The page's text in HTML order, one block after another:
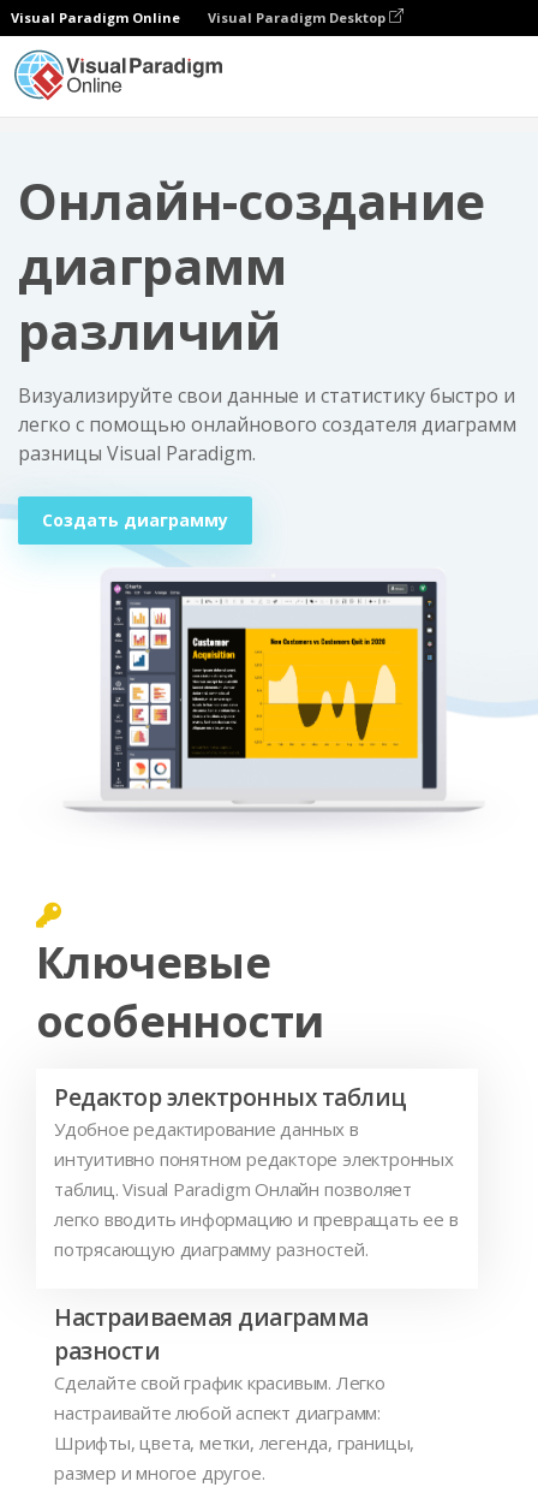
Visual Paradigm Online Visual Paradigm Desktop
Онлайн-создание
диаграмм
различий
Визуализируйте свои данные и статистику быстро и
легко с помощью онлайнового создателя диаграмм
разницы Visual Paradigm.
Создать диаграмму
Ключевые
особенности
Редактор электронных таблиц
Удобное редактирование данных в
интуитивно понятном редакторе электронных
таблиц. Visual Paradigm Онлайн позволяет
легко вводить информацию и превращать ее в
потрясающую диаграмму разностей.
Настраиваемая диаграмма
разности
Сделайте свой график красивым. Легко
настраивайте любой аспект диаграмм:
Шрифты, цвета, метки, легенда, границы,
размер и многое другое.